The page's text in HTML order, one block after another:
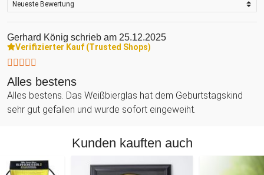
Gerhard König schrieb am 25.12.2025
Verifizierter Kauf (Trusted Shops)
Alles bestens
Alles bestens. Das Weißbierglas hat dem Geburtstagskind
sehr gut gefallen und wurde sofort eingeweiht.
Kunden kauften auch